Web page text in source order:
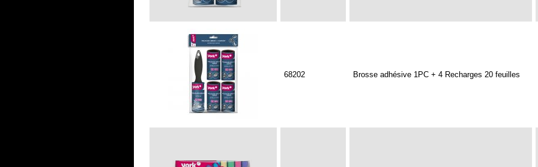
68202 Brosse adhésive 1PC + 4 Recharges 20 feuilles